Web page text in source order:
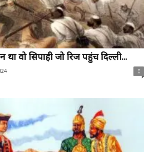
था वो सिपाही जो रिज पहुंच दिल्ली...
0